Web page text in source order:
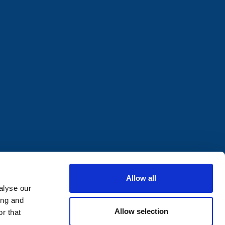
our
and
that
Allow all
Allow selection